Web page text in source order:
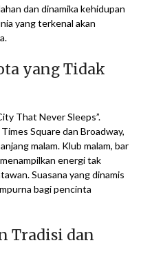
dan dinamika kehidupan
yang terkenal akan
yang Tidak
That Never Sleeps”.
Square dan Broadway,
malam. Klub malam, bar
energi tak
Suasana yang dinamis
bagi pencinta
Tradisi dan